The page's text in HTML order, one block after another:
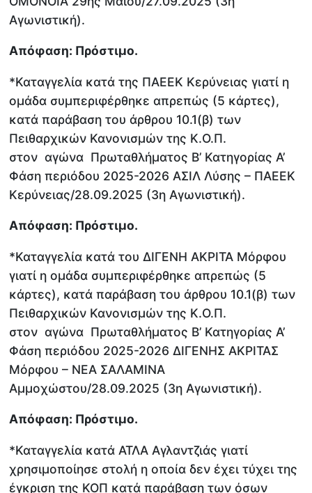
Αγωνιστική).
Απόφαση: Πρόστιμο.
*Καταγγελία κατά της ΠΑΕΕΚ Κερύνειας γιατί η
ομάδα συμπεριφέρθηκε απρεπώς (5 κάρτες),
κατά παράβαση του άρθρου 10.1(β) των
Πειθαρχικών Κανονισμών της Κ.Ο.Π.
στον αγώνα Πρωταθλήματος Β’ Κατηγορίας Α’
Φάση περιόδου 2025-2026 ΑΣΙΛ Λύσης – ΠΑΕΕΚ
Κερύνειας/28.09.2025 (3η Αγωνιστική).
Απόφαση: Πρόστιμο.
*Καταγγελία κατά του ΔΙΓΕΝΗ ΑΚΡΙΤΑ Μόρφου
γιατί η ομάδα συμπεριφέρθηκε απρεπώς (5
κάρτες), κατά παράβαση του άρθρου 10.1(β) των
Πειθαρχικών Κανονισμών της Κ.Ο.Π.
στον αγώνα Πρωταθλήματος Β’ Κατηγορίας Α’
Φάση περιόδου 2025-2026 ΔΙΓΕΝΗΣ ΑΚΡΙΤΑΣ
Μόρφου – ΝΕΑ ΣΑΛΑΜΙΝΑ
Αμμοχώστου/28.09.2025 (3η Αγωνιστική).
Απόφαση: Πρόστιμο.
*Καταγγελία κατά ΑΤΛΑ Αγλαντζιάς γιατί
χρησιμοποίησε στολή η οποία δεν έχει τύχει της
έγκριση της ΚΟΠ κατά παράβαση των όσων